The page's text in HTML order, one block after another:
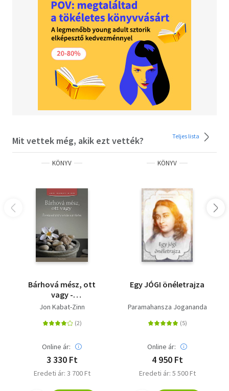
hajlékonyak is könnyedén és hatékonyan végezhetik a
gyakorlatokat. Szintén külön fejezet foglalkozik azokkal
az ászanákkal és ászanasorokkal, amelyek bizonyos
betegségek gyógyítására vagy megelőzésére szolgálnak.
Továbbá a könyv részét képezi egy B. K. S. Iyengar által
személyesen összeállított, húszhetes jógakurzus leírása
az egyszerűbb gyakorlatoktól haladva
a bonyolultabbak felé.
Mit vettek még, akik ezt vették? Teljes lista
KÖNYV
Bárhová mész, ott
vagy -
Éberségmeditáció a
Jon Kabat-Zinn
Online ár:
3 330 Ft
Eredeti ár: 3 700 Ft
KÖNYV
Egy JÓGI önéletrajza
Paramahansza Jogananda
Online ár:
4 950 Ft
Eredeti ár: 5 500 Ft